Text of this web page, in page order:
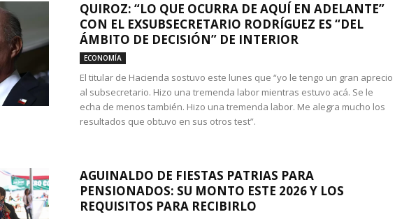
QUIROZ: “LO QUE OCURRA DE AQUÍ EN ADELANTE”
CON EL EXSUBSECRETARIO RODRÍGUEZ ES “DEL
ÁMBITO DE DECISIÓN” DE INTERIOR
ECONOMÍA
El titular de Hacienda sostuvo este lunes que “yo le tengo un gran aprecio
al subsecretario. Hizo una tremenda labor mientras estuvo acá. Se le
echa de menos también. Hizo una tremenda labor. Me alegra mucho los
resultados que obtuvo en sus otros test”.
AGUINALDO DE FIESTAS PATRIAS PARA
PENSIONADOS: SU MONTO ESTE 2026 Y LOS
REQUISITOS PARA RECIBIRLO